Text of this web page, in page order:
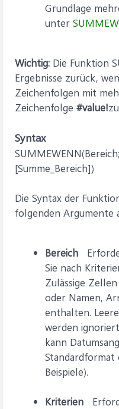
Grundlage
unter
Wichtig: Die Funktion
Ergebnisse zurück,
Zeichenfolgen mit
Zeichenfolge #value!
Syntax
[Summe_Bereich])
Die Syntax der
folgenden Argumente
Bereich
Sie nach
Zulässige
oder Namen,
enthalten.
werden
kann
Beispiele).
Kriterien